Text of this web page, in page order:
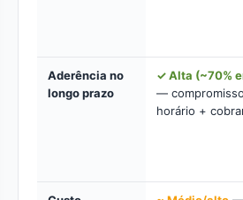
Aderência no
longo prazo
✓ Alta (~70%
—
horário +